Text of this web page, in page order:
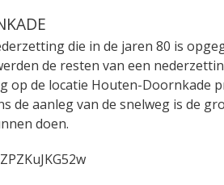
die in de jaren 80 is
de resten van een
op de locatie Houten-Doornkade
de aanleg van de snelweg is de
doen.